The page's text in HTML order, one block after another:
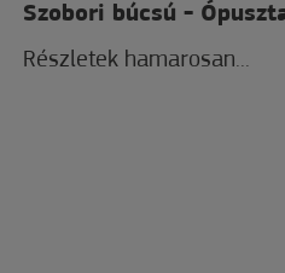
Szobori búcsú -
Részletek hamarosan...